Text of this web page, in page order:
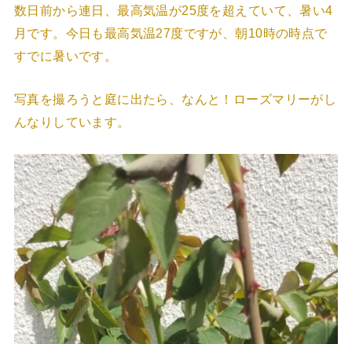
数日前から連日、最高気温が25度を超えていて、暑い4
月です。今日も最高気温27度ですが、朝10時の時点で
すでに暑いです。
写真を撮ろうと庭に出たら、なんと！ローズマリーがし
んなりしています。